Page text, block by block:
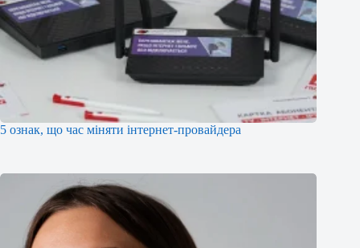
5 ознак, що час міняти інтернет-провайдера